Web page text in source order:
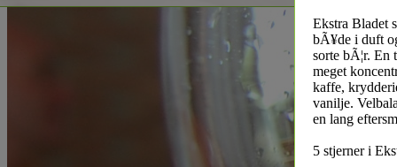
Ekstra Bladet
bÃ¥de i duft
sorte bÃ¦r. En
meget
kaffe,
vanilje.
en lang
5 stjerner i